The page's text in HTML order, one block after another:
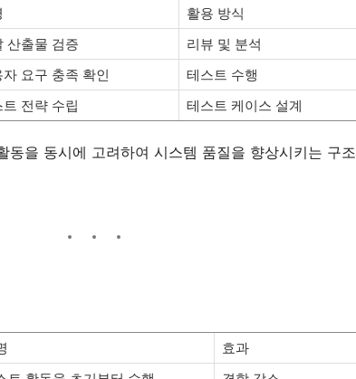
활용 방식
산출물 검증
리뷰 및 분석
요구 충족 확인
테스트 수행
전략 수립 테스트 케이스 설계
을 동시에 고려하여 시스템 품질을 향상시키는 구조
효과